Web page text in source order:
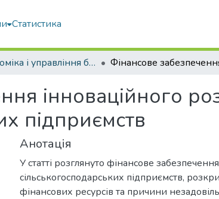
Статистика
Економіка і управління бізнесом
інноваційного
підприємств
Анотація
У статті розглянуто фінансове
сільськогосподарських підприємств,
фінансових ресурсів та причини